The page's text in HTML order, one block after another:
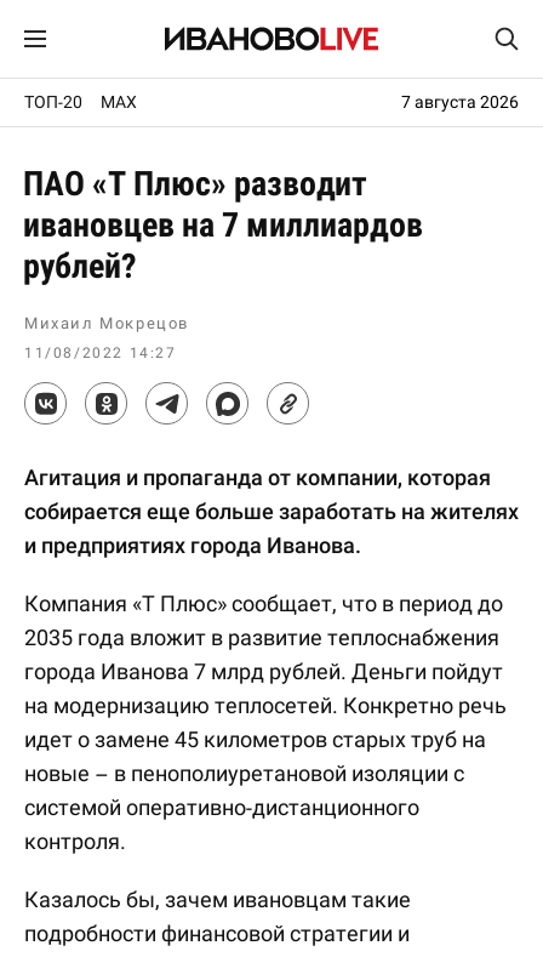
ТОП-20 MAX 7 августа 2026
ПАО «Т Плюс» разводит
ивановцев на 7 миллиардов
рублей?
Михаил Мокрецов
11/08/2022 14:27
Агитация и пропаганда от компании, которая
собирается еще больше заработать на жителях
и предприятиях города Иванова.
Компания «Т Плюс» сообщает, что в период до
2035 года вложит в развитие теплоснабжения
города Иванова 7 млрд рублей. Деньги пойдут
на модернизацию теплосетей. Конкретно речь
идет о замене 45 километров старых труб на
новые – в пенополиуретановой изоляции с
системой оперативно-дистанционного
контроля.
Казалось бы, зачем ивановцам такие
подробности финансовой стратегии и